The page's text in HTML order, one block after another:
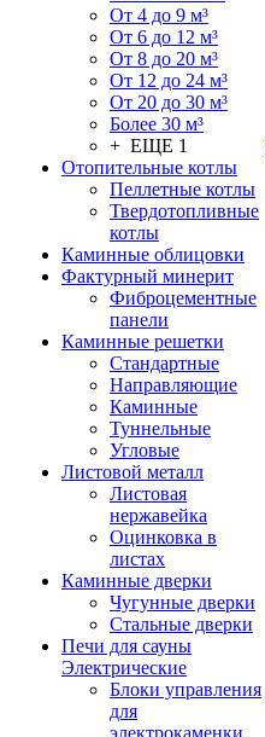
От 4 до 9 м³
От 6 до 12 м³
От 8 до 20 м³
От 12 до 24 м³
От 20 до 30 м³
Более 30 м³
+ ЕЩЕ 1
Отопительные котлы
Пеллетные котлы
Твердотопливные
котлы
Каминные облицовки
Фактурный минерит
Фиброцементные
панели
Каминные решетки
Стандартные
Направляющие
Каминные
Туннельные
Угловые
Листовой металл
Листовая
нержавейка
Оцинковка в
листах
Каминные дверки
Чугунные дверки
Стальные дверки
Печи для сауны
Электрические
Блоки управления
для
электрокаменки